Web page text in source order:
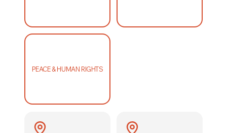
PEACE & HUMAN RIGHTS